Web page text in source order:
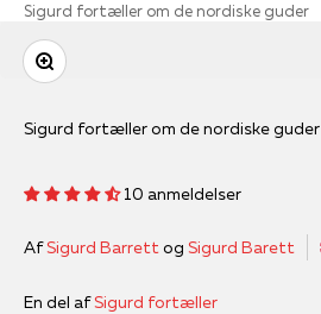
Sigurd fortæller om de nordiske guder
Zoom
Sigurd fortæller om de nordiske guder
10 anmeldelser
AfSigurd Barrettog Sigurd Barett
En del afSigurd fortæller